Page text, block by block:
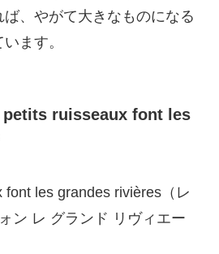
、やがて大きなものになる
ます。
petits ruisseaux font les
font les grandes rivières（レ
ン レ グランド リヴィエー